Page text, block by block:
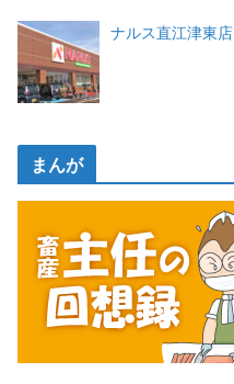
ナルス直江津東店
まんが